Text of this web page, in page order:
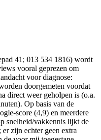
41; 013 534 1816) wordt
vooral geprezen om
voor diagnose:
doorgemeten voordat
direct weer geholpen is (o.a.
Op basis van de
score (4,9) en meerdere
snelheid/vakkennis lijkt de
zijn echter geen extra